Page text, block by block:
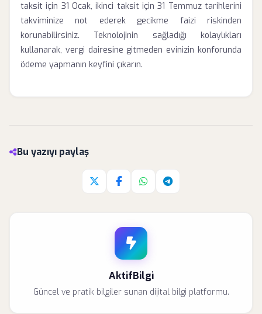
taksit için 31 Ocak, ikinci taksit için 31 Temmuz tarihlerini
takviminize not ederek gecikme faizi riskinden
korunabilirsiniz. Teknolojinin sağladığı kolaylıkları
kullanarak, vergi dairesine gitmeden evinizin konforunda
ödeme yapmanın keyfini çıkarın.
Bu yazıyı paylaş
Twitter'da paylaş
Facebook'da paylaş
Whatsapp'da paylaş
Telegram'da paylaş
AktifBilgi
Güncel ve pratik bilgiler sunan dijital bilgi platformu.